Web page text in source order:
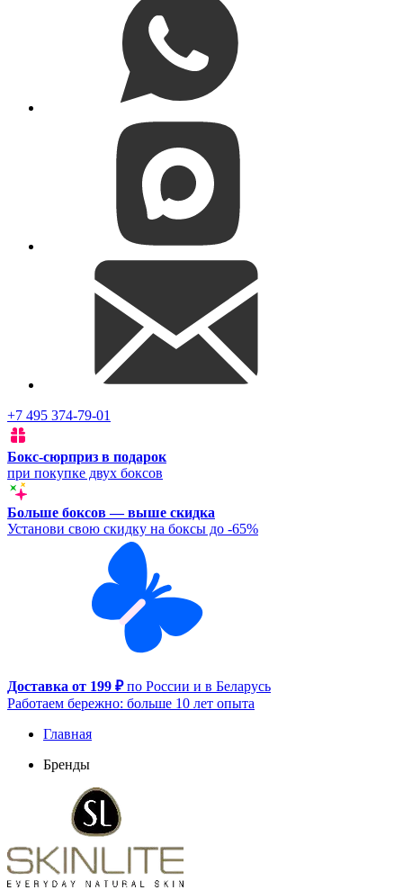
+7 495 374-79-01
Бокс-сюрприз в подарок
при покупке двух боксов
Больше боксов — выше скидка
Установи свою скидку на боксы до -65%
Доставка от 199 ₽по России и в Беларусь
Работаем бережно: больше 10 лет опыта
Главная
Бренды